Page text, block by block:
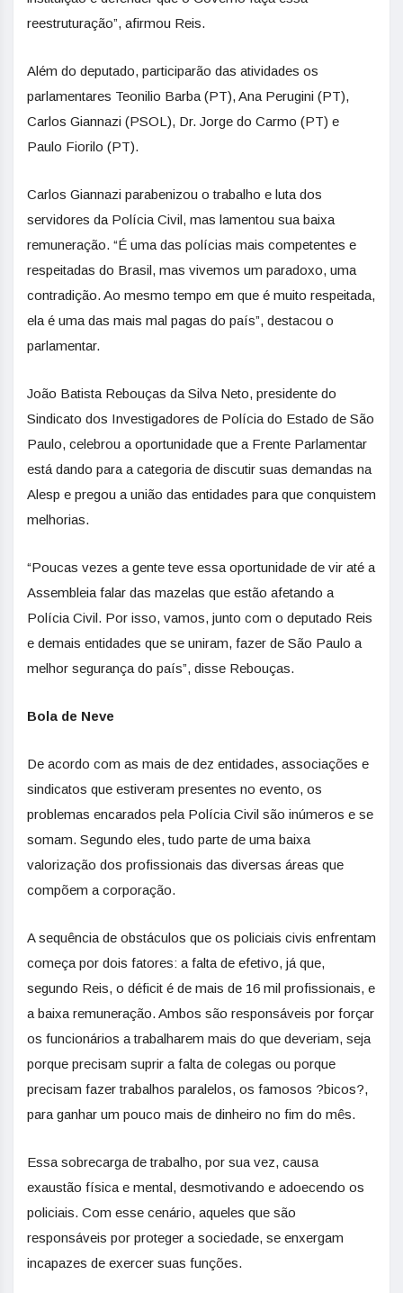
reestruturação”, afirmou Reis.
Além do deputado, participarão das atividades os
parlamentares Teonilio Barba (PT), Ana Perugini (PT),
Carlos Giannazi (PSOL), Dr. Jorge do Carmo (PT) e
Paulo Fiorilo (PT).
Carlos Giannazi parabenizou o trabalho e luta dos
servidores da Polícia Civil, mas lamentou sua baixa
remuneração. “É uma das polícias mais competentes e
respeitadas do Brasil, mas vivemos um paradoxo, uma
contradição. Ao mesmo tempo em que é muito respeitada,
ela é uma das mais mal pagas do país”, destacou o
parlamentar.
João Batista Rebouças da Silva Neto, presidente do
Sindicato dos Investigadores de Polícia do Estado de São
Paulo, celebrou a oportunidade que a Frente Parlamentar
está dando para a categoria de discutir suas demandas na
Alesp e pregou a união das entidades para que conquistem
melhorias.
“Poucas vezes a gente teve essa oportunidade de vir até a
Assembleia falar das mazelas que estão afetando a
Polícia Civil. Por isso, vamos, junto com o deputado Reis
e demais entidades que se uniram, fazer de São Paulo a
melhor segurança do país”, disse Rebouças.
Bola de Neve
De acordo com as mais de dez entidades, associações e
sindicatos que estiveram presentes no evento, os
problemas encarados pela Polícia Civil são inúmeros e se
somam. Segundo eles, tudo parte de uma baixa
valorização dos profissionais das diversas áreas que
compõem a corporação.
A sequência de obstáculos que os policiais civis enfrentam
começa por dois fatores: a falta de efetivo, já que,
segundo Reis, o déficit é de mais de 16 mil profissionais, e
a baixa remuneração. Ambos são responsáveis por forçar
os funcionários a trabalharem mais do que deveriam, seja
porque precisam suprir a falta de colegas ou porque
precisam fazer trabalhos paralelos, os famosos ?bicos?,
para ganhar um pouco mais de dinheiro no fim do mês.
Essa sobrecarga de trabalho, por sua vez, causa
exaustão física e mental, desmotivando e adoecendo os
policiais. Com esse cenário, aqueles que são
responsáveis por proteger a sociedade, se enxergam
incapazes de exercer suas funções.